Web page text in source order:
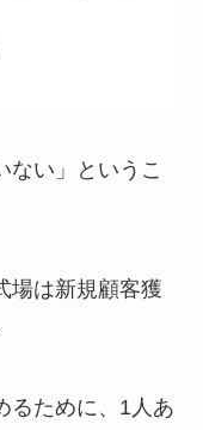
ない」というこ
場は新規顧客獲
るために、1人あ